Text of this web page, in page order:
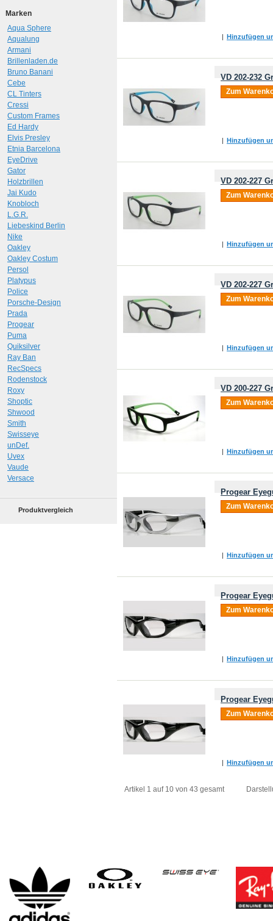
| Hinzufügen
VD 202-232
Zum
| Hinzufügen
VD 202-227
Zum
| Hinzufügen
VD 202-227
Zum
| Hinzufügen
VD 200-227
Zum
| Hinzufügen
Progear
Zum
| Hinzufügen
Progear
Zum
| Hinzufügen
Progear
Zum
| Hinzufügen
Artikel 1 auf 10 von 43 gesamt
Marken
Aqua Sphere
Aqualung
Armani
Brillenladen.de
Bruno Banani
Cebe
CL Tinters
Cressi
Custom Frames
Ed Hardy
Elvis Presley
Etnia Barcelona
EyeDrive
Gator
Holzbrillen
Jai Kudo
Knobloch
L.G.R.
Liebeskind Berlin
Nike
Oakley
Oakley Costum
Persol
Platypus
Police
Porsche-Design
Prada
Progear
Puma
Quiksilver
Ray Ban
RecSpecs
Rodenstock
Roxy
Shoptic
Shwood
Smith
Swisseye
unDef.
Uvex
Vaude
Versace
Produktvergleich